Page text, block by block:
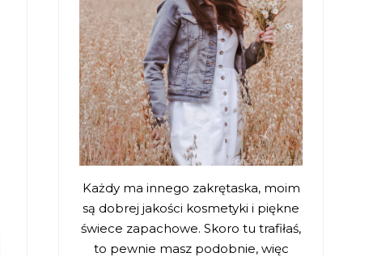
Każdy ma innego zakrętaska, moim
są dobrej jakości kosmetyki i piękne
świece zapachowe. Skoro tu trafiłaś,
to pewnie masz podobnie, więc